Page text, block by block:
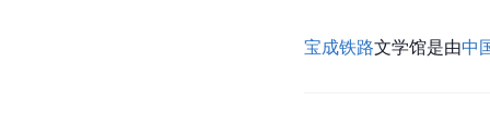
宝成铁路文学馆是由中